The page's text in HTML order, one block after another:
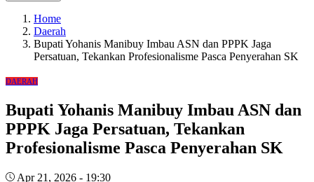
Home
Daerah
Bupati Yohanis Manibuy Imbau ASN dan PPPK Jaga
Persatuan, Tekankan Profesionalisme Pasca Penyerahan SK
DAERAH
Bupati Yohanis Manibuy Imbau ASN dan
PPPK Jaga Persatuan, Tekankan
Profesionalisme Pasca Penyerahan SK
Apr 21, 2026 - 19:30